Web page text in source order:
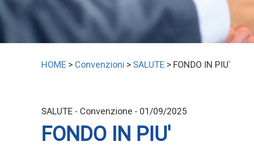
HOME > Convenzioni > SALUTE > FONDO IN PIU`
SALUTE - Convenzione - 01/09/2025
FONDO IN PIU'